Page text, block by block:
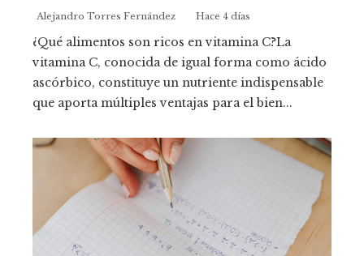
Alejandro Torres Fernández Hace 4 días
¿Qué alimentos son ricos en vitamina C?La
vitamina C, conocida de igual forma como ácido
ascórbico, constituye un nutriente indispensable
que aporta múltiples ventajas para el bien...